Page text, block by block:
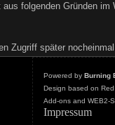
folgenden Gründen im
Zugriff später
Powered by Burning
Design based on
Add-ons and WEB2-
Impressum